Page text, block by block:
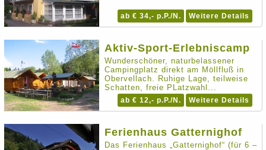
Weitere Details
ab € 34,- p.P./N.
Aktiv-Sport-Erlebniscamp
Wunderschöner, naturbelassener
Campingplatz direkt am Möllfluß in
Obervellach. Ruhige Lage, teilweise
Schatten, freie PLatzwahl...
Weitere Details
ab € 12,- p.P./N.
Ferienhaus Gatternighof
Das Ferienhaus „Gatternighof“ (für 6 –